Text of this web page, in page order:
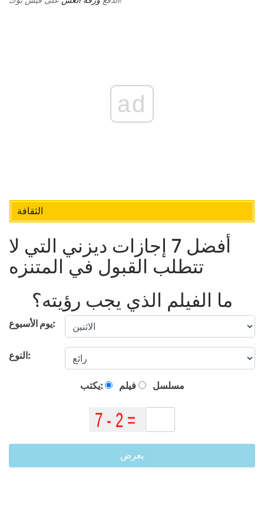
ad
الثقافة
أفضل 7 إجازات ديزني التي لا
تتطلب القبول في المتنزه
ما الفيلم الذي يجب رؤيته؟
يوم الأسبوع:
النوع:
يكتب: فيلم مسلسل
يعرض